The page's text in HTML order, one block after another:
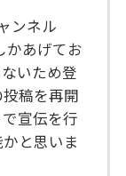
ンネル
かあげてお
いため登
稿を再開
宣伝を行
と思いま